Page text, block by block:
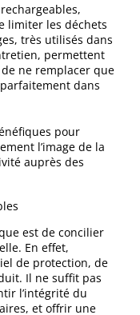
limiter les déchets
très utilisés dans
permettent
ne remplacer que
dans
pour
l’image de la
auprès des
est de concilier
En effet,
de protection, de
Il ne suffit pas
l’intégrité du
et offrir une